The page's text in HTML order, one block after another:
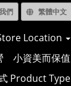
們 繁體中文
Location
小資美而保值
Product Type